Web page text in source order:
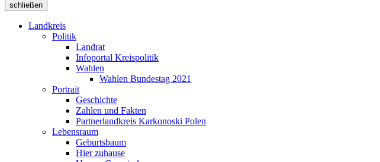
schließen
Landkreis
Politik
Landrat
Infoportal Kreispolitik
Wahlen
Wahlen Bundestag 2021
Portrait
Geschichte
Zahlen und Fakten
Partnerlandkreis Karkonoski Polen
Lebensraum
Geburtsbaum
Hier zuhause